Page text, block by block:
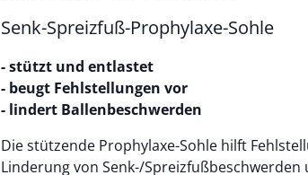
Senk-Spreizfuß-Prophylaxe-Sohle
- stützt und entlastet
- beugt Fehlstellungen vor
- lindert Ballenbeschwerden
Die stützende Prophylaxe-Sohle hilft
Linderung von Senk-/